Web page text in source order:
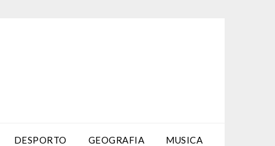
DESPORTO GEOGRAFIA MUSICA